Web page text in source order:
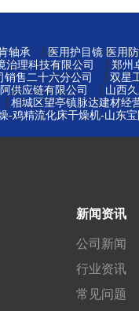
轴承 医用护目镜 医用
治理科技有限公司
郑州
售二十六分公司
双星
供应链有限公司 山西
相城区望亭镇脉达建材经
-鸡精流化床干燥机-山东
新闻资讯
公司新闻
行业资讯
常见问题